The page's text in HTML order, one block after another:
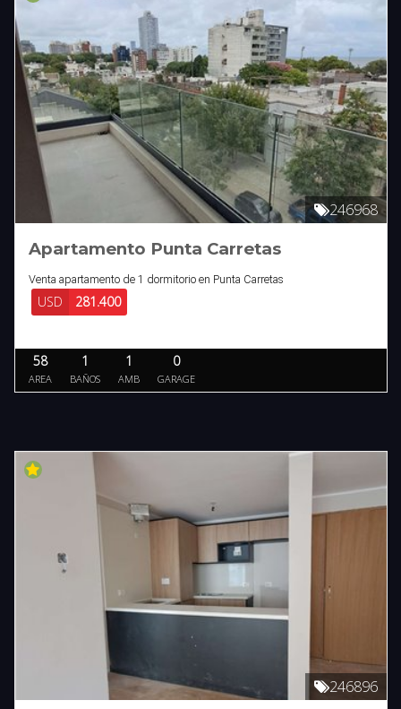
246968
Apartamento Punta Carretas
Venta apartamento de 1 dormitorio en Punta Carretas
USD 281.400
58
AREA
1
BAÑOS
1
AMB
0
GARAGE
246896